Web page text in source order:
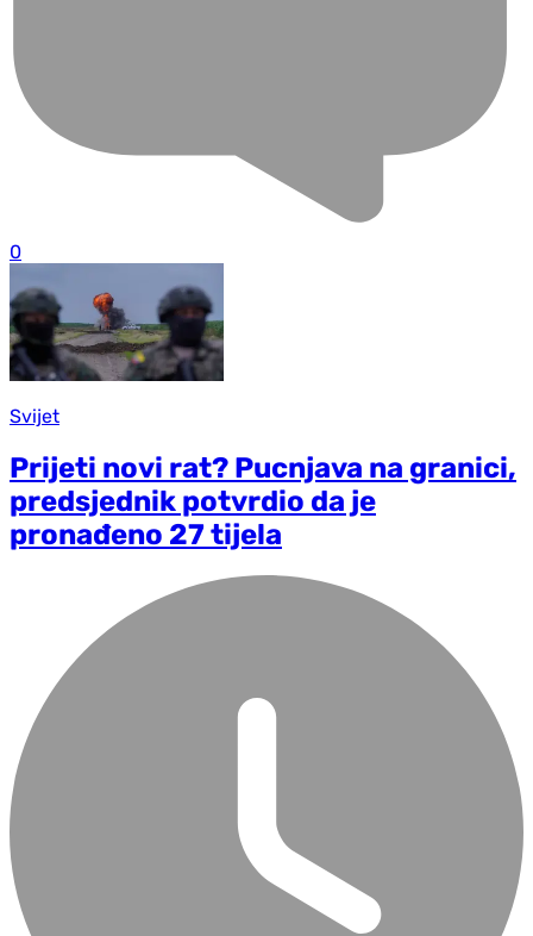
0
Svijet
Prijeti novi rat? Pucnjava na granici,
predsjednik potvrdio da je
pronađeno 27 tijela